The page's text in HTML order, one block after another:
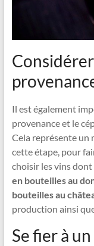
Il est également
provenance et le
Cela représente un
cette étape, pour
choisir les vins
en bouteilles au
bouteilles au
production ainsi
Se fier à